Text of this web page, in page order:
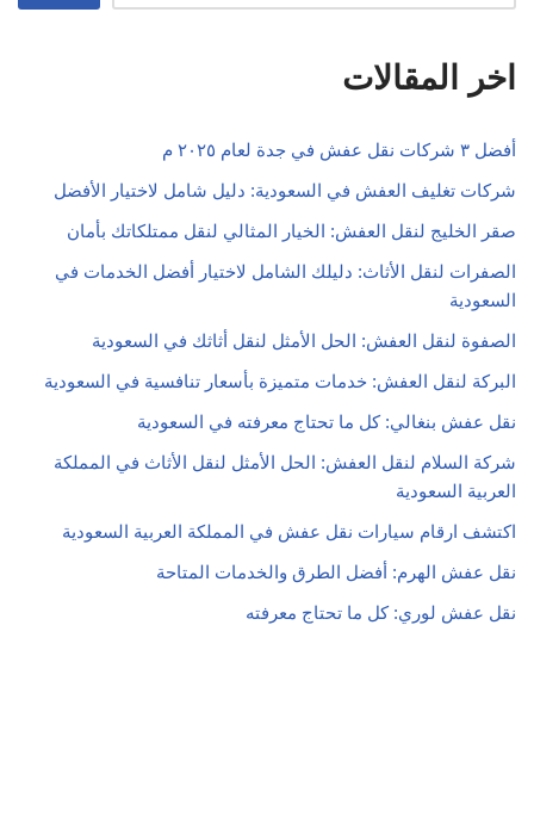
اخر المقالات
أفضل ٣ شركات نقل عفش في جدة لعام ٢٠٢٥ م
شركات تغليف العفش في السعودية: دليل شامل لاختيار الأفضل
صقر الخليج لنقل العفش: الخيار المثالي لنقل ممتلكاتك بأمان
الصفرات لنقل الأثاث: دليلك الشامل لاختيار أفضل الخدمات في
السعودية
الصفوة لنقل العفش: الحل الأمثل لنقل أثاثك في السعودية
البركة لنقل العفش: خدمات متميزة بأسعار تنافسية في السعودية
نقل عفش بنغالي: كل ما تحتاج معرفته في السعودية
شركة السلام لنقل العفش: الحل الأمثل لنقل الأثاث في المملكة
العربية السعودية
اكتشف ارقام سيارات نقل عفش في المملكة العربية السعودية
نقل عفش الهرم: أفضل الطرق والخدمات المتاحة
نقل عفش لوري: كل ما تحتاج معرفته